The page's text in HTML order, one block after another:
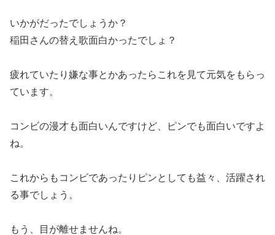
いかがだったでしょうか？
稲田さんの替え歌面白かったでしょ？
疲れていたり嫌な事とかあったらこれを見て元気をもらっ
ています。
コンビの漫才も面白いんですけど、ピンでも面白いですよ
ね。
これからもコンビであったりピンとしても益々、活躍され
る事でしょう。
もう、目が離せませんね。